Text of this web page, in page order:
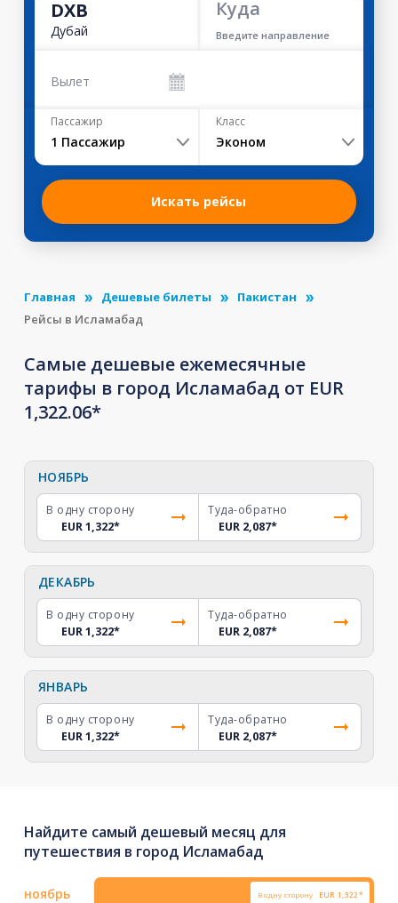
DXB
Дубай
Куда
Введите направление
Вылет
Пассажир
1 Пассажир
Класс
Эконом
Искать рейсы
Главная Дешевые билеты
Пакистан
Рейсы в Исламабад
Самые дешевые ежемесячные
тарифы в город Исламабад от EUR
1,322.06*
НОЯБРЬ
В одну сторону
EUR 1,322*
Туда-обратно
EUR 2,087*
ДЕКАБРЬ
В одну сторону
EUR 1,322*
Туда-обратно
EUR 2,087*
ЯНВАРЬ
В одну сторону
EUR 1,322*
Туда-обратно
EUR 2,087*
Найдите самый дешевый месяц для
путешествия в город Исламабад
ноябрь В одну сторону EUR 1,322*